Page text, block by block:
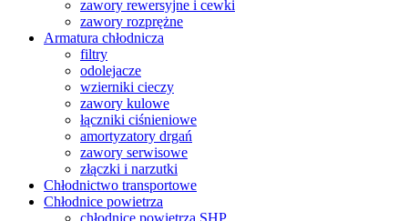
zawory rewersyjne i cewki
zawory rozprężne
Armatura chłodnicza
filtry
odolejacze
wzierniki cieczy
zawory kulowe
łączniki ciśnieniowe
amortyzatory drgań
zawory serwisowe
złączki i narzutki
Chłodnictwo transportowe
Chłodnice powietrza